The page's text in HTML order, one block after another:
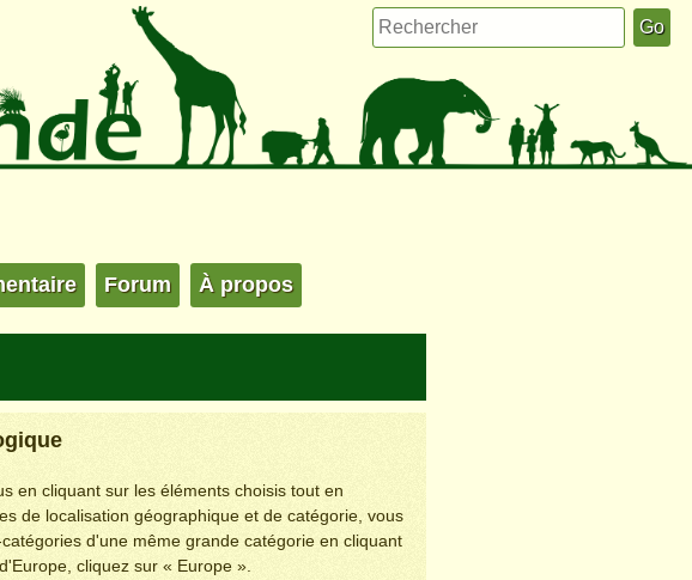
Forum À propos
en cliquant sur les éléments choisis tout en
de localisation géographique et de catégorie, vous
d'une même grande catégorie en cliquant
cliquez sur « Europe ».